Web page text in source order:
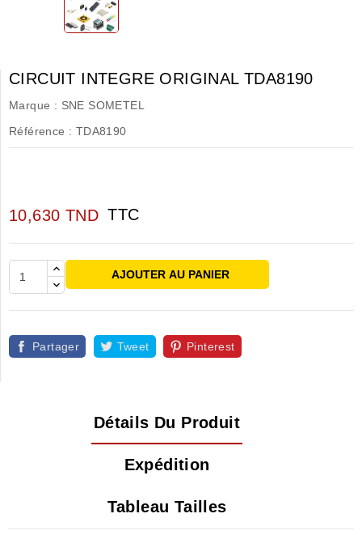
CIRCUIT INTEGRE ORIGINAL TDA8190
Marque : SNE SOMETEL
Référence : TDA8190
10,630 TND TTC
AJOUTER AU PANIER
Partager Tweet Pinterest
Détails Du Produit
Expédition
Tableau Tailles